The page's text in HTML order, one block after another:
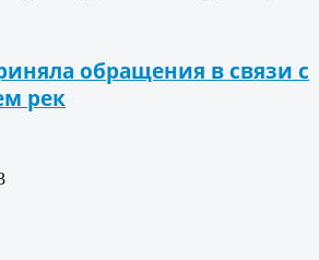
обращения в связи с
рек